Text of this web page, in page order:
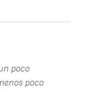
poco
poco